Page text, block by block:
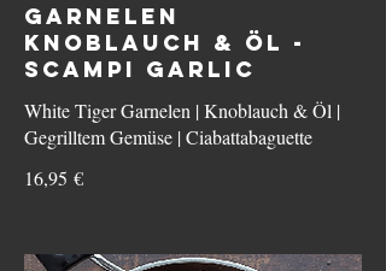
GARNELEN
KNOBLAUCH & ÖL -
SCAMPI GARLIC
White Tiger Garnelen | Knoblauch & Öl |
Gegrilltem Gemüse | Ciabattabaguette
16,95 €